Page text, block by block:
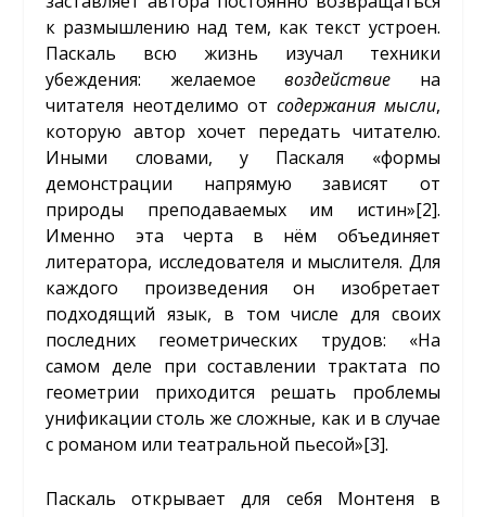
к размышлению над тем, как текст устроен.
Паскаль всю жизнь изучал техники
убеждения: желаемоевоздействие на
читателя неотделимо от содержания мысли,
которую автор хочет передать читателю.
Иными словами, у Паскаля «формы
демонстрации напрямую зависят от
природы преподаваемых им истин»[2].
Именно эта черта в нём объединяет
литератора, исследователя и мыслителя. Для
каждого произведения он изобретает
подходящий язык, в том числе для своих
последних геометрических трудов: «На
самом деле при составлении трактата по
геометрии приходится решать проблемы
унификации столь же сложные, как и в случае
с романом или театральной пьесой»[3].
Паскаль открывает для себя Монтеня в